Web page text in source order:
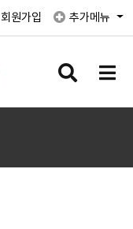
회원가입 추가메뉴
검
버
메
버